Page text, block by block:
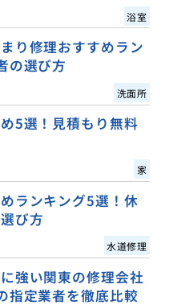
浴室
り修理おすすめラン
の選び方
洗面所
5選！見積もり無料
家
ランキング5選！休
び方
水道修理
強い関東の修理会社
指定業者を徹底比較